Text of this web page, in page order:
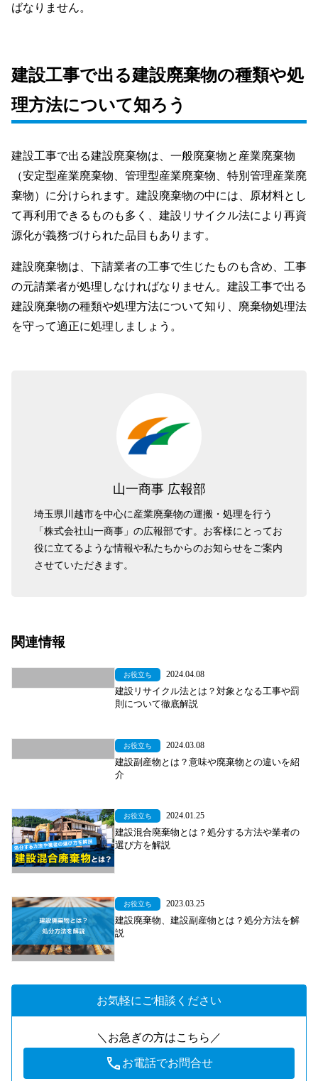
ばなりません。
建設工事で出る建設廃棄物の種類や処
理方法について知ろう
建設工事で出る建設廃棄物は、一般廃棄物と産業廃棄物
（安定型産業廃棄物、管理型産業廃棄物、特別管理産業廃
棄物）に分けられます。建設廃棄物の中には、原材料とし
て再利用できるものも多く、建設リサイクル法により再資
源化が義務づけられた品目もあります。
建設廃棄物は、下請業者の工事で生じたものも含め、工事
の元請業者が処理しなければなりません。建設工事で出る
建設廃棄物の種類や処理方法について知り、廃棄物処理法
を守って適正に処理しましょう。
山一商事 広報部
埼玉県川越市を中心に産業廃棄物の運搬・処理を行う
「株式会社山一商事」の広報部です。お客様にとってお
役に立てるような情報や私たちからのお知らせをご案内
させていただきます。
関連情報
お役立ち 2024.04.08
建設リサイクル法とは？対象となる工事や罰
則について徹底解説
お役立ち 2024.03.08
建設副産物とは？意味や廃棄物との違いを紹
介
お役立ち 2024.01.25
建設混合廃棄物とは？処分する方法や業者の
選び方を解説
お役立ち 2023.03.25
建設廃棄物、建設副産物とは？処分方法を解
説
お気軽にご相談ください
＼お急ぎの方はこちら／
お電話でお問合せ